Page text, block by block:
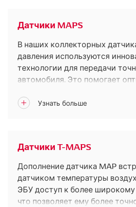
Датчики MAPS
В наших коллекторных
давления используются
технологии для передачи
автомобиля. Это помогает
Датчики T-MAPS
Дополнение датчика MAP
датчиком температуры
ЭБУ доступ к более
что позволяет ему более